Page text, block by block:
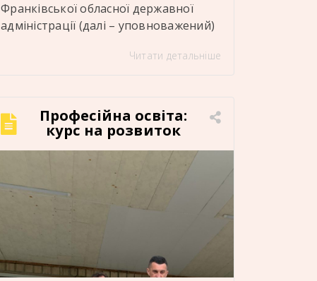
Франківської обласної державної
адміністрації (далі – уповноважений)
складу наглядової ради ДПТНЗ
Отинія, Коломийський район, Івано-
Франківська область Детальніше тут:
Читати детальніше
Професійна освіта:
курс на розвиток